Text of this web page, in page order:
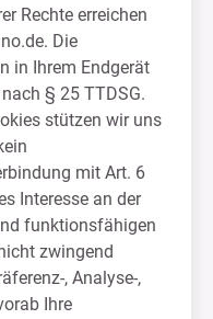
Rechte erreichen
. Die
in Ihrem Endgerät
§ 25 TTDSG.
stützen wir uns
mit Art. 6
Interesse an der
funktionsfähigen
zwingend
, Analyse-,
Ihre